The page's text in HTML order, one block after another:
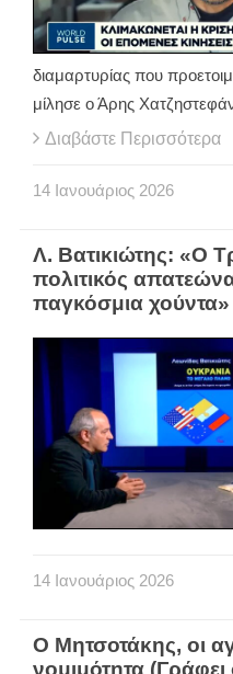
διαμαρτυρίας που
μίλησε ο Άρης
Διαβάστε Περισσότερα
14 Ιανουάριος 2026
Λ. Βατικιώτης: «Ο
πολιτικός
παγκόσμια
14 Ιανουάριος 2026
Ο Μητσοτάκης, οι
νομιμότητα